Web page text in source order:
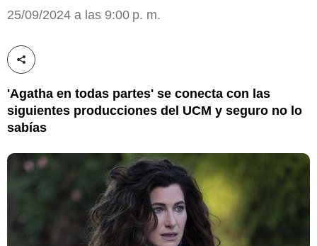
25/09/2024 a las 9:00 p. m.
Compartir esta noticia
'Agatha en todas partes' se conecta con las
siguientes producciones del UCM y seguro no lo
sabías